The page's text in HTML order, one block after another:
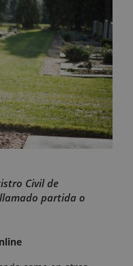
Civil de
partida o